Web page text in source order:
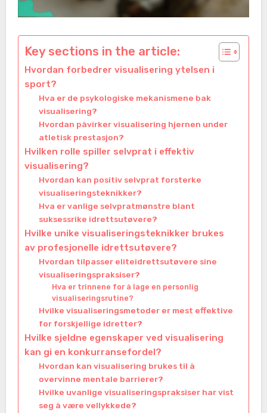
Key sections in the article:
Hvordan forbedrer visualisering ytelsen i
sport?
Hva er de psykologiske mekanismene bak
visualisering?
Hvordan påvirker visualisering hjernen under
atletisk prestasjon?
Hvilken rolle spiller selvprat i effektiv
visualisering?
Hvordan kan positiv selvprat forsterke
visualiseringsteknikker?
Hva er vanlige selvpratmønstre blant
suksessrike idrettsutøvere?
Hvilke unike visualiseringsteknikker brukes
av profesjonelle idrettsutøvere?
Hvordan tilpasser eliteidrettsutøvere sine
visualiseringspraksiser?
Hva er trinnene for å lage en personlig
visualiseringsrutine?
Hvilke visualiseringsmetoder er mest effektive
for forskjellige idretter?
Hvilke sjeldne egenskaper ved visualisering
kan gi en konkurransefordel?
Hvordan kan visualisering brukes til å
overvinne mentale barrierer?
Hvilke uvanlige visualiseringspraksiser har vist
seg å være vellykkede?